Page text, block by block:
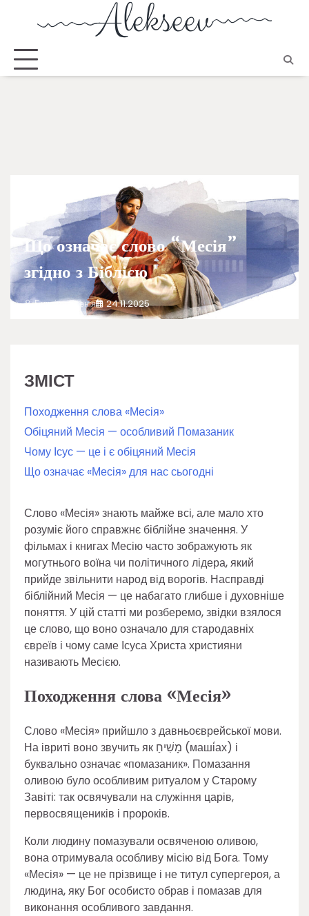
Що означає слово “Месія”
згідно з Біблією
Буксіна Єсенія 24.11.2025
ЗМІСТ
Походження слова «Месія»
Обіцяний Месія — особливий Помазаник
Чому Ісус — це і є обіцяний Месія
Що означає «Месія» для нас сьогодні
Слово «Месія» знають майже всі, але мало хто
розуміє його справжнє біблійне значення. У
фільмах і книгах Месію часто зображують як
могутнього воїна чи політичного лідера, який
прийде звільнити народ від ворогів. Насправді
біблійний Месія — це набагато глибше і духовніше
поняття. У цій статті ми розберемо, звідки взялося
це слово, що воно означало для стародавніх
євреїв і чому саме Ісуса Христа християни
називають Месією.
Походження слова «Месія»
Слово «Месія» прийшло з давньоєврейської мови.
На івриті воно звучить як מָשִׁיחַ (маші́ах) і
буквально означає «помазаник». Помазання
оливою було особливим ритуалом у Старому
Завіті: так освячували на служіння царів,
первосвящеників і пророків.
Коли людину помазували освяченою оливою,
вона отримувала особливу місію від Бога. Тому
«Месія» — це не прізвище і не титул супергероя, а
людина, яку Бог особисто обрав і помазав для
виконання особливого завдання.